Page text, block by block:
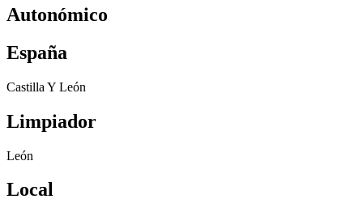
Autonómico
España
Castilla Y León
Limpiador
León
Local